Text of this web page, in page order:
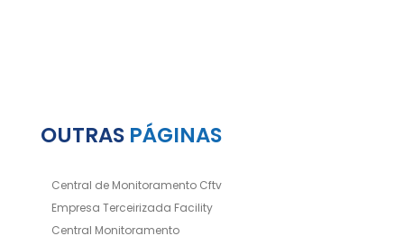
OUTRAS PÁGINAS
Central de Monitoramento Cftv
Empresa Terceirizada Facility
Central Monitoramento